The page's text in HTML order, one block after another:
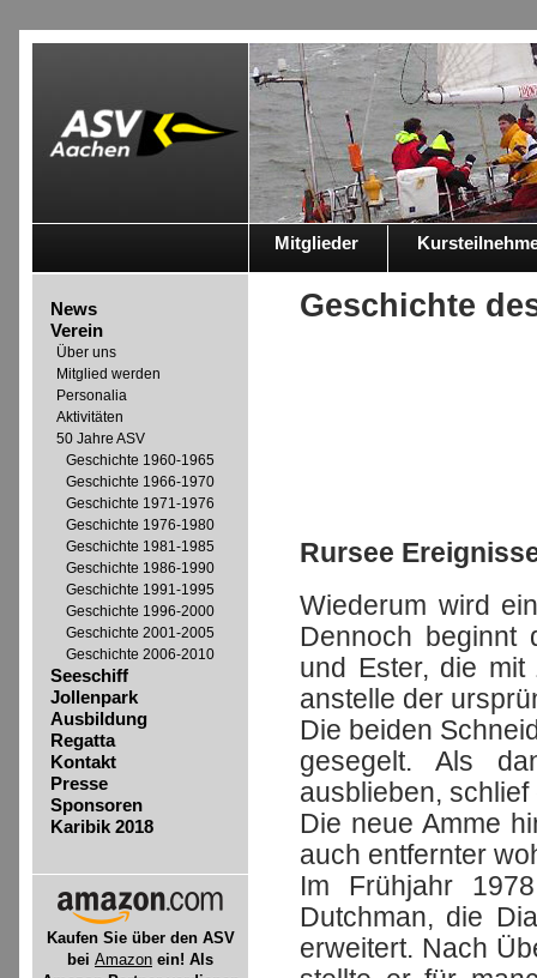
Mitglieder
News
Verein
Über uns
Mitglied werden
Personalia
Aktivitäten
50 Jahre ASV
Geschichte 1960-1965
Geschichte 1966-1970
Geschichte 1971-1976
Geschichte 1976-1980
Geschichte 1981-1985
Geschichte 1986-1990
Geschichte 1991-1995
Geschichte 1996-2000
Geschichte 2001-2005
Geschichte 2006-2010
Seeschiff
Jollenpark
Ausbildung
Regatta
Kontakt
Presse
Sponsoren
Karibik 2018
Kaufen Sie über den ASV
bei Amazon ein! Als
Geschichte
Rursee
Wiederum wird
Dennoch beginnt
und Ester, die
anstelle der
Die beiden
gesegelt. Als
ausblieben,
Die neue Amme
auch entfernter
Im Frühjahr
Dutchman, die
erweitert. Nach